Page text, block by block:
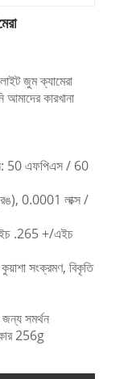
জুম ক্যামেরা
কারখানা
50 এফপিএস / 60
0.0001 লাক্স /
.265 +/এইচ
সংক্রমণ, বিকৃতি
সমর্থন
256g